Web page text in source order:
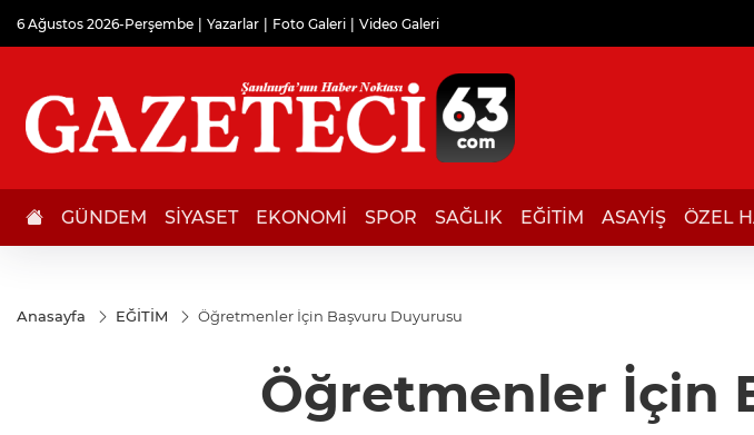
6 Ağustos 2026-Perşembe Yazarlar Foto Galeri Video Galeri
GÜNDEM SİYASET EKONOMİ SPOR SAĞLIK EĞİTİM ASAYİŞ ÖZEL
Anasayfa EĞİTİM Öğretmenler İçin Başvuru Duyurusu
Öğretmenler İçin